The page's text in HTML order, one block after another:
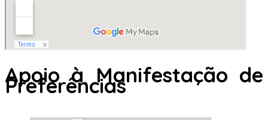
Apoio à Manifestação de
Preferências